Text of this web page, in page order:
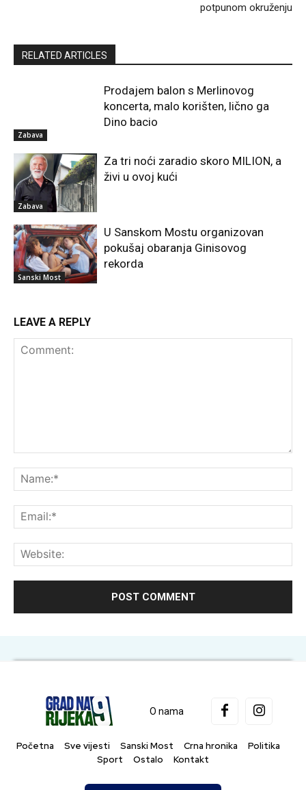
potpunom okruženju
RELATED ARTICLES
Zabava
Prodajem balon s Merlinovog
koncerta, malo korišten, lično ga
Dino bacio
Zabava
Za tri noći zaradio skoro MILION, a
živi u ovoj kući
Sanski Most
U Sanskom Mostu organizovan
pokušaj obaranja Ginisovog
rekorda
LEAVE A REPLY
O nama
Početna Sve vijesti Sanski Most Crna hronika
Politika
Sport
Ostalo Kontakt